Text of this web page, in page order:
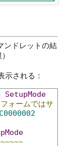
ンドレットの結
示される：
SetupMode
ォームではサ